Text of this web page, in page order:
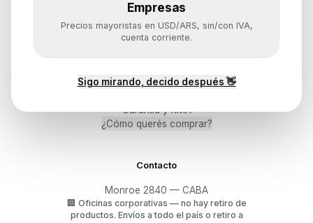
Empresas
Precios mayoristas en USD/ARS, sin/con IVA,
cuenta corriente.
Sigo mirando, decido después 👋
Monitores y Pantallas
Ayuda
Mis pedidos
Garantía y RMA
¿Cómo querés comprar?
Contacto
Monroe 2840 — CABA
🏢 Oficinas corporativas — no hay retiro de
productos. Envíos a todo el país o retiro a